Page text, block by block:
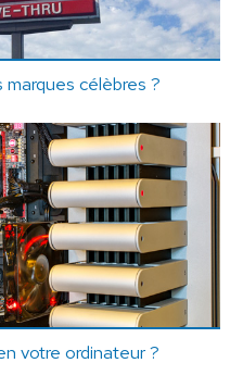
célèbres ?
votre ordinateur ?